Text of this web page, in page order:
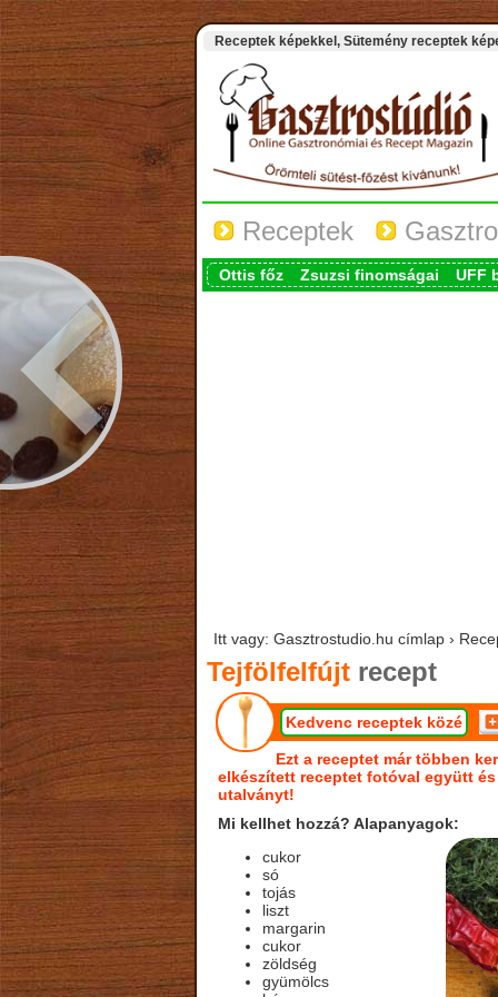
Receptek képekkel, Sütemény receptek
Receptek
Ottis főz Zsuzsi finomságai UFF
Itt vagy: Gasztrostudio.hu címlap ›
Tejfölfelfújtrecept
Kedvenc receptek közé
Ezt a receptet már többen
elkészített receptet fotóval együtt
utalványt!
Mi kellhet hozzá? Alapanyagok:
cukor
só
tojás
liszt
margarin
cukor
zöldség
gyümölcs